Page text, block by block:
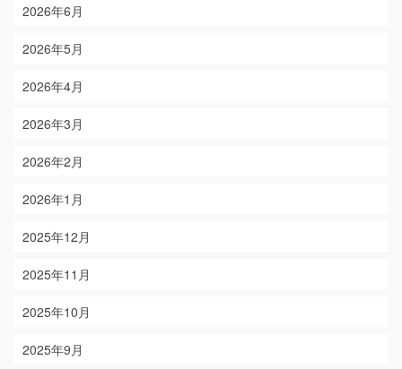
2026年6月
2026年5月
2026年4月
2026年3月
2026年2月
2026年1月
2025年12月
2025年11月
2025年10月
2025年9月